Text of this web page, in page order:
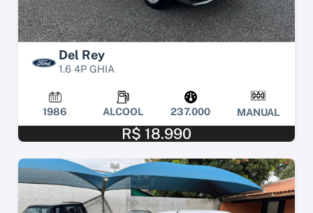
Del Rey
1.6 4P GHIA
1986 ALCOOL 237.000 MANUAL
R$ 18.990